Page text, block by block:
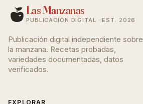
Las Manzanas
PUBLICACIÓN DIGITAL · EST. 2026
Publicación digital independiente sobre
la manzana. Recetas probadas,
variedades documentadas, datos
verificados.
EXPLORAR